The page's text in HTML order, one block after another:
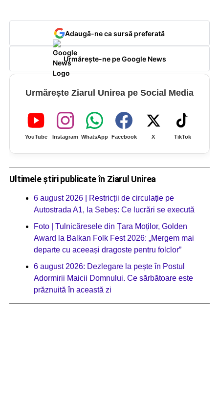
Adaugă-ne ca sursă preferată
Urmărește-ne pe Google News
Urmărește Ziarul Unirea pe Social Media
YouTube Instagram WhatsApp Facebook X TikTok
Ultimele știri publicate în Ziarul Unirea
6 august 2026 | Restricții de circulație pe
Autostrada A1, la Sebeș: Ce lucrări se execută
Foto | Tulnicăresele din Țara Moților, Golden
Award la Balkan Folk Fest 2026: „Mergem mai
departe cu aceeași dragoste pentru folclor”
6 august 2026: Dezlegare la pește în Postul
Adormirii Maicii Domnului. Ce sărbătoare este
prăznuită în această zi